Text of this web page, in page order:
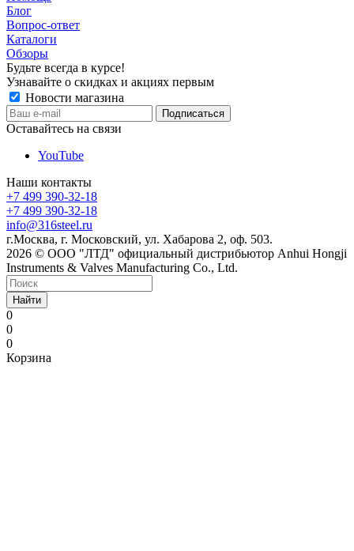
Блог
Вопрос-ответ
Каталоги
Обзоры
Будьте всегда в курсе!
Узнавайте о скидках и акциях первым
Новости магазина
Оставайтесь на связи
YouTube
Наши контакты
+7 499 390-32-18
+7 499 390-32-18
info@316steel.ru
г.Москва, г. Московский, ул. Хабарова 2, оф. 503.
2026 © ООО "ЛТД" официальный дистрибьютор Anhui Hongji
Instruments & Valves Manufacturing Co., Ltd.
Найти
0
0
0
Корзина